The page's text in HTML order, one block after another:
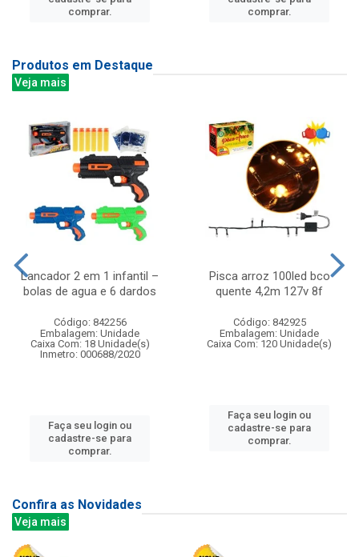
comprar.
comprar.
Produtos em Destaque
Veja mais
Lancador 2 em 1 infantil –
bolas de agua e 6 dardos
Código: 842256
Embalagem: Unidade
Caixa Com: 18 Unidade(s)
Inmetro: 000688/2020
Faça seu login ou
cadastre-se para
comprar.
Pisca arroz 100led bco
quente 4,2m 127v 8f
Código: 842925
Embalagem: Unidade
Caixa Com: 120 Unidade(s)
Faça seu login ou
cadastre-se para
comprar.
Confira as Novidades
Veja mais